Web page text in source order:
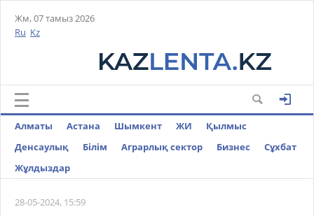
Жм, 07 тамыз 2026
Ru Kz
Алматы Астана Шымкент ЖИ
Қылмыс
Денсаулық
Білім Аграрлық сектор Бизнес
Cұхбат
Жұлдыздар
28-05-2024, 15:59